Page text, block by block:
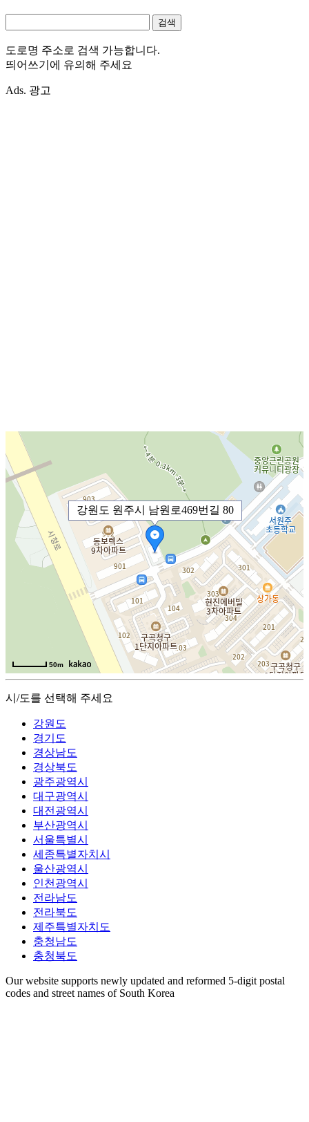
도로명 주소로 검색 가능합니다.
띄어쓰기에 유의해 주세요
Ads. 광고
강원도 원주시 남원로469번길 80
50m
시/도를 선택해 주세요
강원도
경기도
경상남도
경상북도
광주광역시
대구광역시
대전광역시
부산광역시
서울특별시
세종특별자치시
울산광역시
인천광역시
전라남도
전라북도
제주특별자치도
충청남도
충청북도
Our website supports newly updated and reformed 5-digit postal
codes and street names of South Korea